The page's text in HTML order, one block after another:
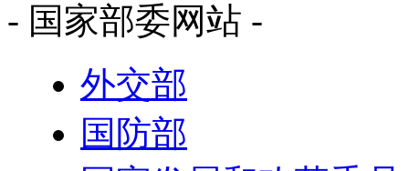
- 国家部委网站 -
外交部
国防部